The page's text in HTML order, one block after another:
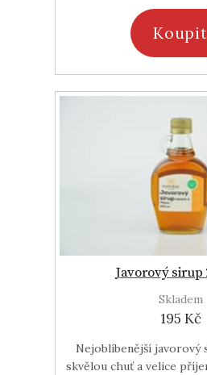
Koupit
Javorový sirup
Skladem
195 Kč
Nejoblíbenější javorový
skvělou chuť a velice